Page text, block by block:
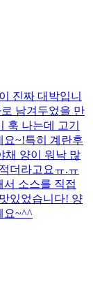
진짜 대박입니
남겨두었을 만
훅 나는데 고기
요~!특히 계란후
채 양이 워낙 많
더라고요ㅠ.ㅠ
소스를 직접
있었습니다! 양
요~^^